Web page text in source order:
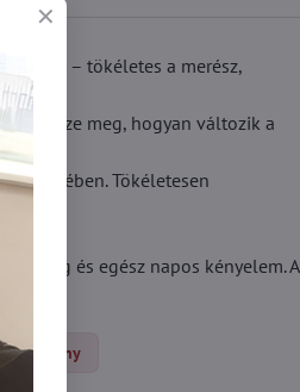
– tökéletes a merész,
és nézze meg, hogyan változik a
körében. Tökéletesen
és egész napos kényelem. A
pančuchy